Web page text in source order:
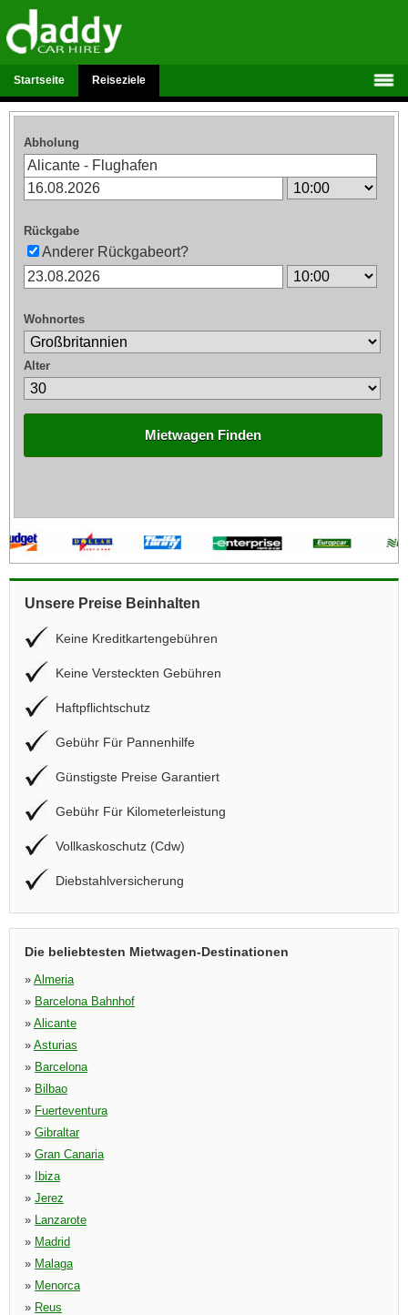
Startseite Reiseziele
Abholung
Rückgabe
Anderer Rückgabeort?
Wohnortes
Alter
Mietwagen Finden
Unsere Preise Beinhalten
Keine Kreditkartengebühren
Keine Versteckten Gebühren
Haftpflichtschutz
Gebühr Für Pannenhilfe
Günstigste Preise Garantiert
Gebühr Für Kilometerleistung
Vollkaskoschutz (Cdw)
Diebstahlversicherung
Die beliebtesten Mietwagen-Destinationen
» Almeria
» Barcelona Bahnhof
» Alicante
» Asturias
» Barcelona
» Bilbao
» Fuerteventura
» Gibraltar
» Gran Canaria
»
Ibiza
» Jerez
» Lanzarote
» Madrid
» Malaga
» Menorca
» Reus